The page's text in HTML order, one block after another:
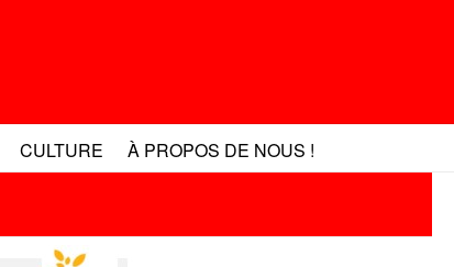
CULTURE À PROPOS DE NOUS !